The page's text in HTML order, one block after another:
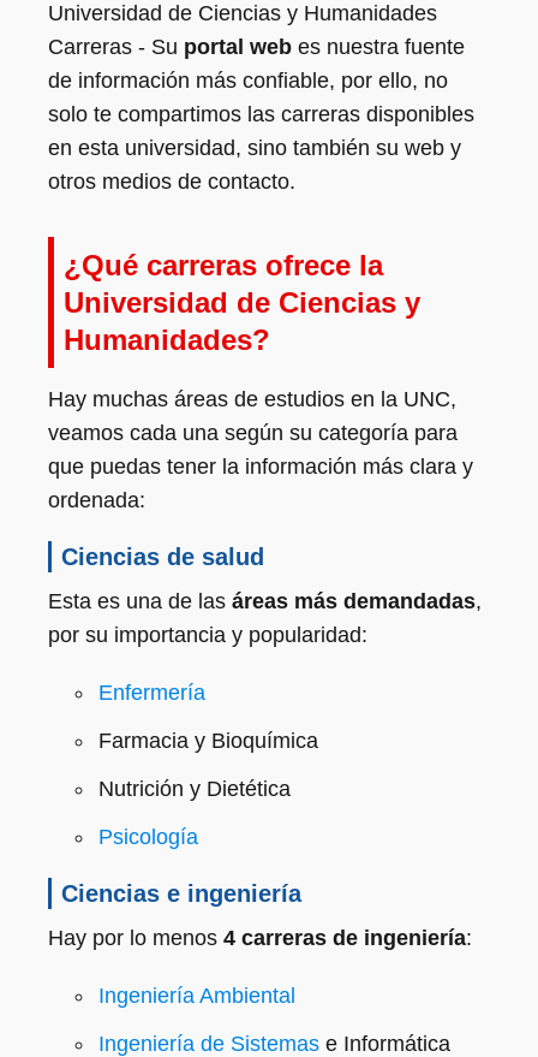
Universidad de Ciencias y Humanidades
Carreras - Su portal web es nuestra fuente
de información más confiable, por ello, no
solo te compartimos las carreras disponibles
en esta universidad, sino también su web y
otros medios de contacto.
¿Qué carreras ofrece la
Universidad de Ciencias y
Humanidades?
Hay muchas áreas de estudios en la UNC,
veamos cada una según su categoría para
que puedas tener la información más clara y
ordenada:
Ciencias de salud
Esta es una de las áreas más demandadas,
por su importancia y popularidad:
Enfermería
Farmacia y Bioquímica
Nutrición y Dietética
Psicología
Ciencias e ingeniería
Hay por lo menos 4 carreras de ingeniería:
Ingeniería Ambiental
Ingeniería de Sistemas e Informática